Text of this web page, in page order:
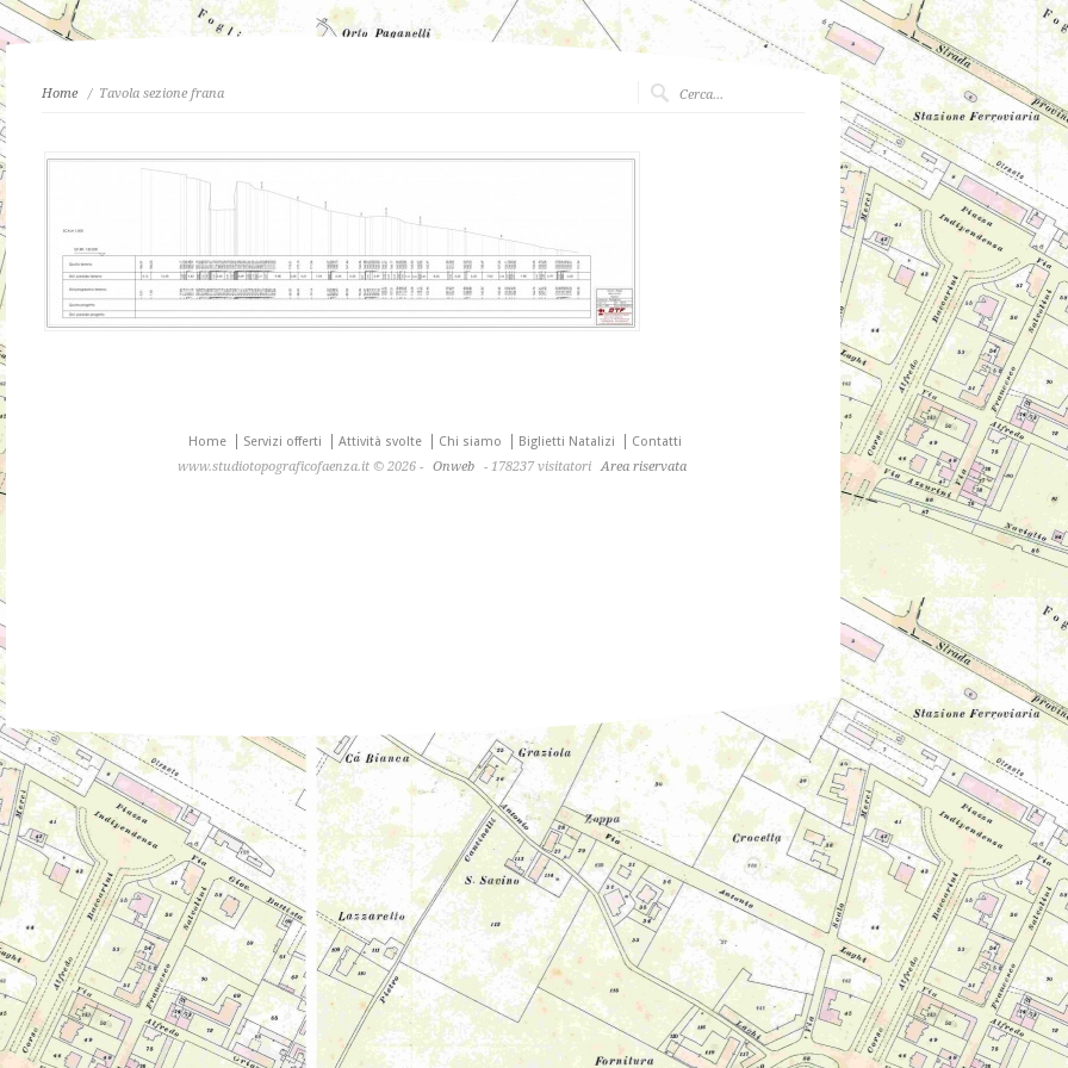
Home / Tavola sezione frana
Home Servizi offerti Attività svolte Chi siamo Biglietti Natalizi
Contatti
www.studiotopograficofaenza.it © 2026 -
Onweb - 178237 visitatori Area riservata